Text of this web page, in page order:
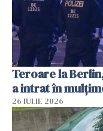
Teroare la
a intrat în
26 IULIE 2026